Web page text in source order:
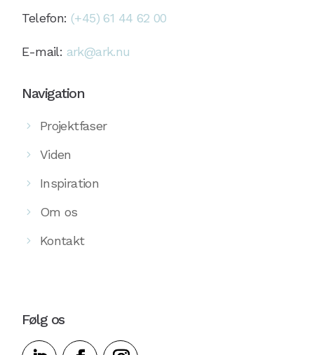
Telefon: (+45) 61 44 62 00
E-mail: ark@ark.nu
Navigation
Projektfaser
Viden
Inspiration
Om os
Kontakt
Følg os